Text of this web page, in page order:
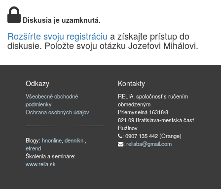
Diskusia je uzamknutá.
Rozšírte svoju registráciu a získajte prístup do
diskusie. Položte svoju otázku Jozefovi Mihálovi.
Odkazy
Všeobecné obchodné
podmienky
Ochrana osobných údajov
Blogy:hnonline,dennikn ,
etrend
Školenia a semináre:
www.relia.sk
Kontakty
RELIA, spoločnosť s ručením
obmedzeným
Priemyselná 16318/8
821 09 Bratislava-mestská časť
Ružinov
: 0907 135 442 (Orange)
: reliaba@gmail.com